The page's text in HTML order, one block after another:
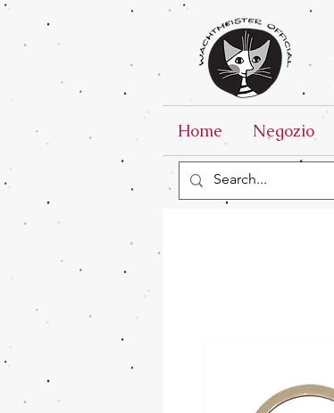
Home Negozio